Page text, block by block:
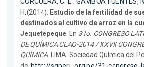
H. (2014).
Estudio de la fertilidad de
destinados al cultivo de arroz en la
Jequetepeque . En 31o. CONGRESO
DE QUÍMICA CLAQ-2014 / XXVII
QUÍMICA . LIMA. Sociedad Química del